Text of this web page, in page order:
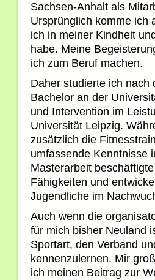
Sachsen-Anhalt als
Ursprünglich komme ich
ich in meiner Kindheit
habe. Meine
ich zum Beruf machen.
Daher studierte ich nach
Bachelor an der
und Intervention im
Universität Leipzig.
zusätzlich die
umfassende Kenntnisse
Masterarbeit
Fähigkeiten und
Jugendliche im
Auch wenn die
für mich bisher Neuland
Sportart, den Verband
kennenzulernen. Mir
ich meinen Beitrag zur